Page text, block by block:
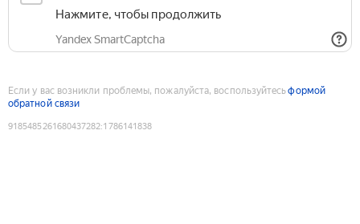
Нажмите, чтобы продолжить
Yandex SmartCaptcha
Если у вас возникли проблемы, пожалуйста, воспользуйтесьформой
обратной связи
9185485261680437282:1786141838